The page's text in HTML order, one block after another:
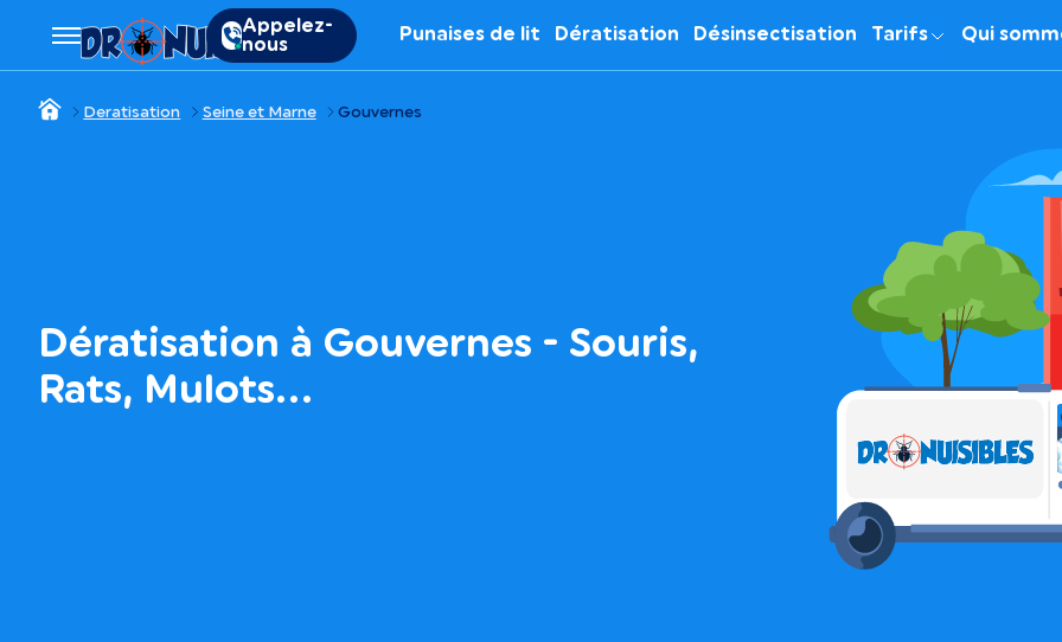
Appelez-
nous
Punaises de lit Dératisation Désinsectisation Tarifs Qui
Deratisation Seine et Marne Gouvernes
Dératisation à Gouvernes - Souris,
Rats, Mulots…